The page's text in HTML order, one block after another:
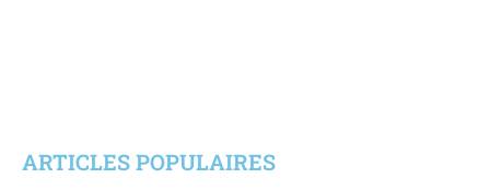
ARTICLES POPULAIRES